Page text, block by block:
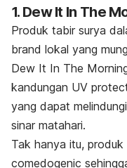
1. Dew It In The
Produk tabir surya
brand lokal yang
Dew It In The
kandungan UV
yang dapat
sinar matahari.
Tak hanya itu, produk
comedogenic